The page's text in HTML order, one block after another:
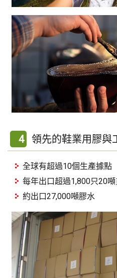
4 領先的鞋業用膠與
全球有超過10個生產據點
每年出口超過1,800只20
約出口27,000噸膠水